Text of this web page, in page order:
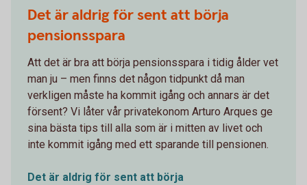
Det är aldrig för sent att börja
pensionsspara
Att det är bra att börja pensionsspara i tidig ålder vet
man ju – men finns det någon tidpunkt då man
verkligen måste ha kommit igång och annars är det
försent? Vi låter vår privatekonom Arturo Arques ge
sina bästa tips till alla som är i mitten av livet och
inte kommit igång med ett sparande till pensionen.
Det är aldrig för sent att börja